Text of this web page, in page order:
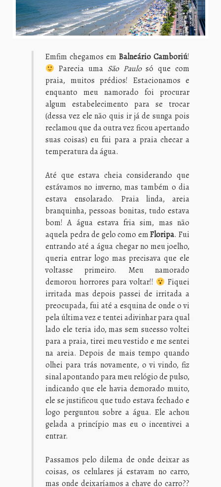
Emfim chegamos em Balneário Camboriú!
Parecia uma São Paulosó que com
praia, muitos prédios! Estacionamos e
enquanto meu namorado foi procurar
algum estabelecimento para se trocar
(dessa vez ele não quis ir já de sunga pois
reclamou que da outra vez ficou apertando
suas coisas) eu fui para a praia checar a
temperatura da água.
Até que estava cheia considerando que
estávamos no inverno, mas também o dia
estava ensolarado. Praia linda, areia
branquinha, pessoas bonitas, tudo estava
bom! A água estava fria sim, mas não
aquela pedra de gelo como emFloripa. Fui
entrando até a água chegar no meu joelho,
queria entrar logo mas precisava que ele
voltasse primeiro. Meu namorado
demorou horrores para voltar!!
Fiquei
irritada mas depois passei de irritada a
preocupada, fui até a esquina de onde o vi
pela última vez e tentei adivinhar para qual
lado ele teria ido, mas sem sucesso voltei
para a praia, tirei meu vestido e me sentei
na areia. Depois de mais tempo quando
olhei para trás novamente, o vi vindo, fiz
sinal apontando para meu relógio de pulso,
indicando que ele havia demorado muito,
ele se justificou que tudo estava fechado e
logo perguntou sobre a água. Ele achou
gelada a princípio mas eu o incentivei a
entrar.
Passamos pelo dilema de onde deixar as
coisas, os celulares já estavam no carro,
mas onde deixaríamos a chave do carro??